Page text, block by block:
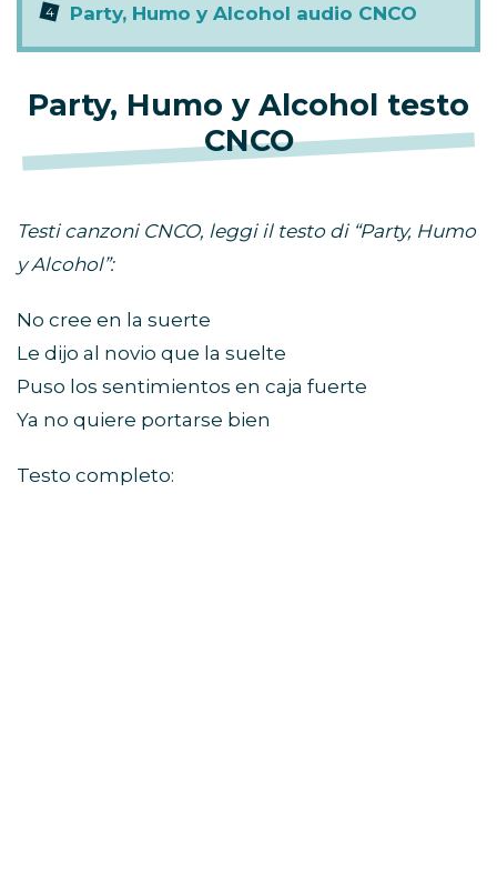
Party, Humo y Alcohol audio CNCO
Party, Humo y Alcohol testo
CNCO
Testi canzoni CNCO, leggi il testo di “Party, Humo
y Alcohol”:
No cree en la suerte
Le dijo al novio que la suelte
Puso los sentimientos en caja fuerte
Ya no quiere portarse bien
Testo completo: